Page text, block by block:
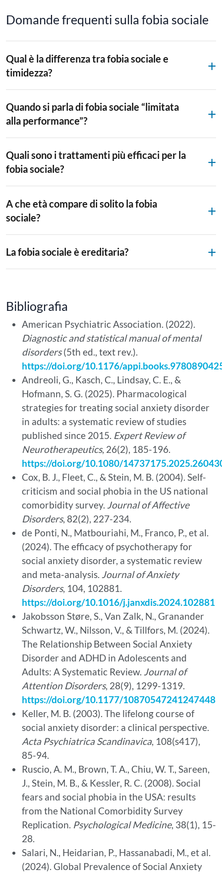
Domande frequenti sulla fobia sociale
Qual è la differenza tra fobia sociale e
timidezza?
Quando si parla di fobia sociale “limitata
alla performance”?
Quali sono i trattamenti più efficaci per la
fobia sociale?
A che età compare di solito la fobia
sociale?
La fobia sociale è ereditaria?
Bibliografia
American Psychiatric Association. (2022).
Diagnostic and statistical manual of mental
disorders(5th ed., text rev.).
https://doi.org/10.1176/
Andreoli, G., Kasch, C., Lindsay, C. E., &
Hofmann, S. G. (2025). Pharmacological
strategies for treating social anxiety disorder
in adults: a systematic review of studies
published since 2015. Expert Review of
Neurotherapeutics, 26(2), 185-196.
https://doi.org/10.1080/
Cox, B. J., Fleet, C., & Stein, M. B. (2004). Self-
criticism and social phobia in the US national
comorbidity survey. Journal of Affective
Disorders, 82(2), 227-234.
de Ponti, N., Matbouriahi, M., Franco, P., et al.
(2024). The efficacy of psychotherapy for
social anxiety disorder, a systematic review
and meta-analysis. Journal of Anxiety
Disorders, 104, 102881.
https://doi.org/10.1016/j.janxdis.2024.102881
Jakobsson Støre, S., Van Zalk, N., Granander
Schwartz, W., Nilsson, V., & Tillfors, M. (2024).
The Relationship Between Social Anxiety
Disorder and ADHD in Adolescents and
Adults: A Systematic Review. Journal of
Attention Disorders, 28(9), 1299-1319.
https://doi.org/10.1177/10870547241247448
Keller, M. B. (2003). The lifelong course of
social anxiety disorder: a clinical perspective.
Acta Psychiatrica Scandinavica, 108(s417),
85-94.
Ruscio, A. M., Brown, T. A., Chiu, W. T., Sareen,
J., Stein, M. B., & Kessler, R. C. (2008). Social
fears and social phobia in the USA: results
from the National Comorbidity Survey
Replication. Psychological Medicine, 38(1), 15-
28.
Salari, N., Heidarian, P., Hassanabadi, M., et al.
(2024). Global Prevalence of Social Anxiety